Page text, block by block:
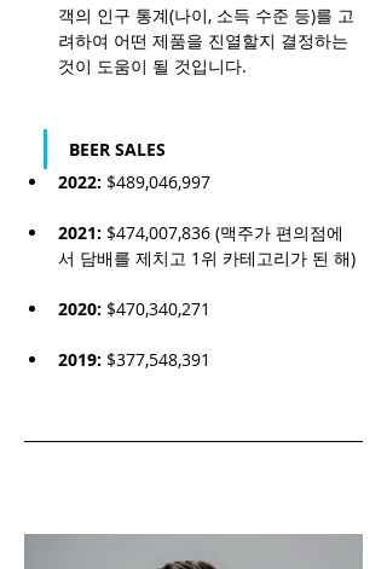
객의 인구 통계(나이, 소득 수준 등)를 고
려하여 어떤 제품을 진열할지 결정하는
것이 도움이 될 것입니다.
BEER SALES
2022: $489,046,997
2021: $474,007,836 (맥주가 편의점에
서 담배를 제치고 1위 카테고리가 된 해)
2020: $470,340,271
2019: $377,548,391